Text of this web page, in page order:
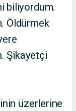
biliyordum.
Öldürmek
Şikayetçi
üzerlerine